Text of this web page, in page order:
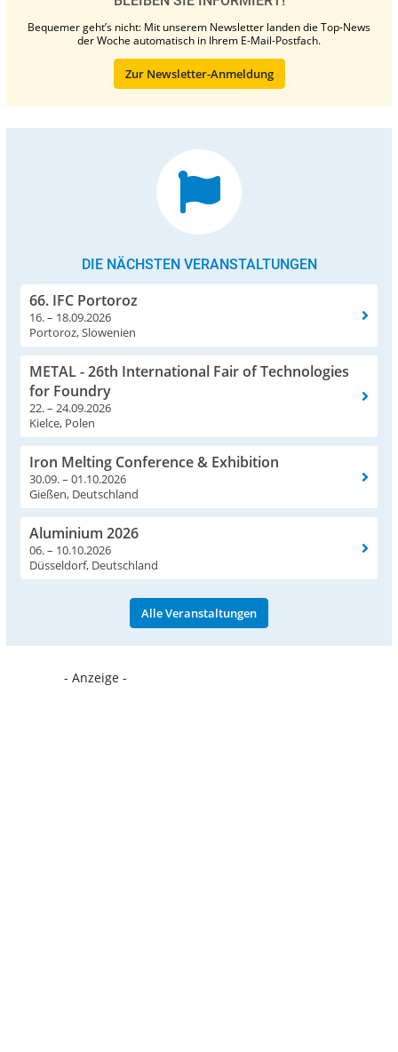
Bequemer geht’s nicht: Mit unserem Newsletter landen die Top-News
der Woche automatisch in Ihrem E-Mail-Postfach.
Zur Newsletter-Anmeldung
DIE NÄCHSTEN VERANSTALTUNGEN
66. IFC Portoroz
16. – 18.09.2026
Portoroz, Slowenien
METAL - 26th International Fair of Technologies
for Foundry
22. – 24.09.2026
Kielce, Polen
Iron Melting Conference & Exhibition
30.09. – 01.10.2026
Gießen, Deutschland
Aluminium 2026
06. – 10.10.2026
Düsseldorf, Deutschland
Alle Veranstaltungen
- Anzeige -